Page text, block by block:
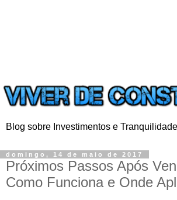
Blog sobre Investimentos e
domingo, 14 de maio de 2017
Próximos Passos Após
Como Funciona e Onde